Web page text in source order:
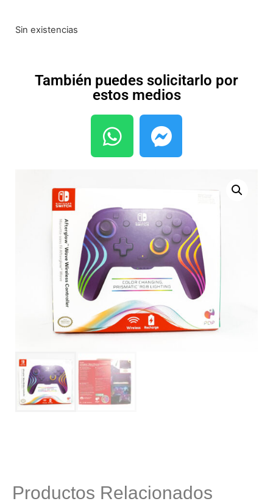
Sin existencias
También puedes solicitarlo por
estos medios
Productos Relacionados